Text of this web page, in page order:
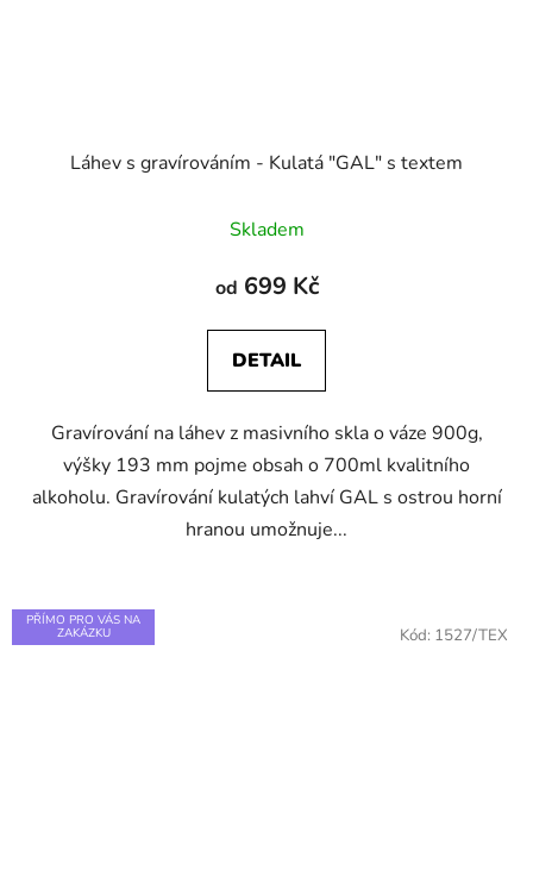
Láhev s gravírováním - Kulatá "GAL" s textem
Skladem
od 699 Kč
DETAIL
Gravírování na láhev z masivního skla o váze 900g,
výšky 193 mm pojme obsah o 700ml kvalitního
alkoholu. Gravírování kulatých lahví GAL s ostrou horní
hranou umožnuje...
PŘÍMO PRO VÁS NA
ZAKÁZKU Kód: 1527/TEX